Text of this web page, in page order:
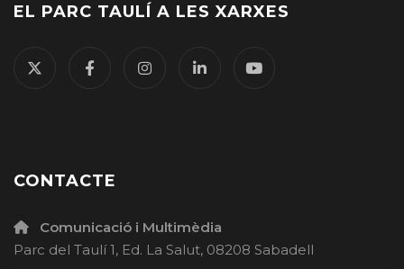
EL PARC TAULÍ A LES XARXES
CONTACTE
Comunicació i Multimèdia
Parc del Taulí 1, Ed. La Salut, 08208 Sabadell